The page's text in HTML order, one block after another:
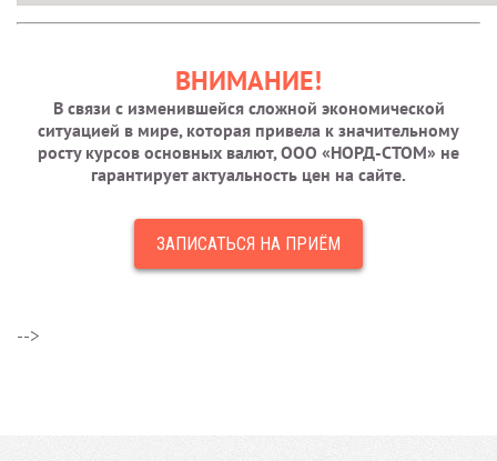
ВНИМАНИЕ!
В связи с изменившейся сложной экономической
ситуацией в мире, которая привела к значительному
росту курсов основных валют, ООО «НОРД-СТОМ» не
гарантирует актуальность цен на сайте.
ЗАПИСАТЬСЯ НА ПРИЁМ
-->